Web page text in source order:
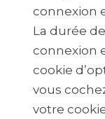
connexion
La durée
connexion
cookie
vous
votre